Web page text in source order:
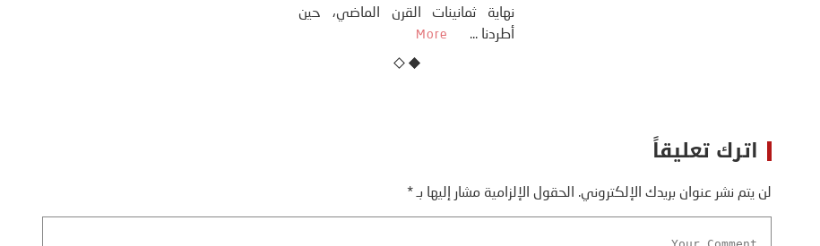
اترك تعليقاً
لن يتم نشر عنوان بريدك الإلكتروني. الحقول الإلزامية مشار إليها بـ*